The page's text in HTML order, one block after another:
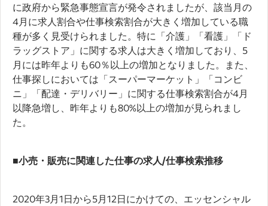
に政府から緊急事態宣言が発令されましたが、該当月の
4月に求人割合や仕事検索割合が大きく増加している職
種が多く見受けられました。特に「介護」「看護」「ド
ラッグストア」に関する求人は大きく増加しており、5
月には昨年よりも60％以上の増加となりました。また、
仕事探しにおいては「スーパーマーケット」「コンビ
ニ」「配達・デリバリー」に関する仕事検索割合が4月
以降急増し、昨年よりも80%以上の増加が見られまし
た。
■小売・販売に関連した仕事の求人/仕事検索推移
2020年3月1日から5月12日にかけての、エッセンシャル